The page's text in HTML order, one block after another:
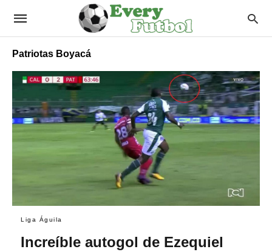
Patriotas Boyacá
Liga Águila
Increíble autogol de Ezequiel